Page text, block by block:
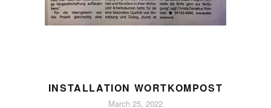
INSTALLATION WORTKOMPOST
March 25, 2022